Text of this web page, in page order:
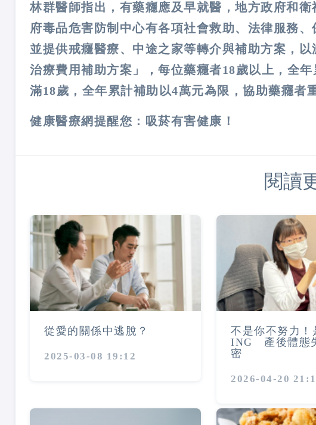
林群醫師指出，有藥癮應及早就醫，地方政府和
府毒品危害防制中心有各項社會救助、法律服務
並提供戒癮醫療、中途之家等轉介與補助方案，
治療費用補助方案」，每位藥癮者18歲以上，全
滿18歲，全年累計補助以4萬元為限，協助藥癮者
健康醫療網提醒您：吸菸有害健康！
閱讀
從愛的關係中逃脫？
2025-03-08 19:12
不是你不努力！
ING 產後體態
密
2026-04-20